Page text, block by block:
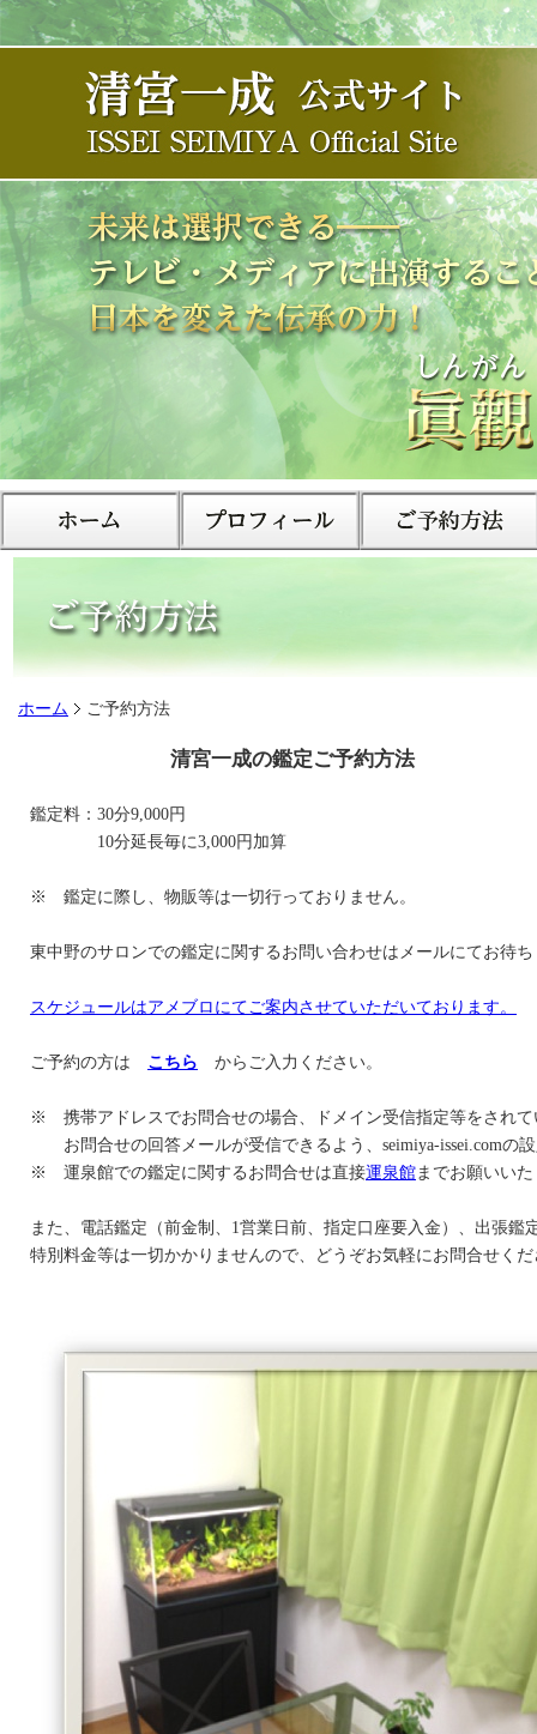
ホーム ご予約方法
清宮一成の鑑定ご予約方法
鑑定料：30分9,000円
10分延長毎に3,000円加算
※ 鑑定に際し、物販等は一切行っておりません。
東中野のサロンでの鑑定に関するお問い合わせはメールにてお待
スケジュールはアメブロにてご案内させていただいております。
ご予約の方は こちら からご入力ください。
※ 携帯アドレスでお問合せの場合、ドメイン受信指定等をされて
お問合せの回答メールが受信できるよう、seimiya-issei.comの
※ 運泉館での鑑定に関するお問合せは直接運泉館までお願いい
また、電話鑑定（前金制、1営業日前、指定口座要入金）、出張
特別料金等は一切かかりませんので、どうぞお気軽にお問合せく